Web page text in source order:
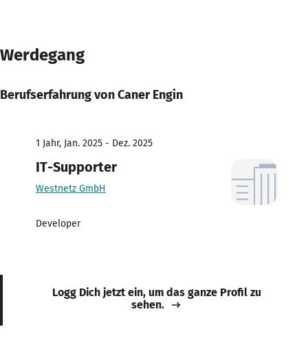
Werdegang
Berufserfahrung von Caner Engin
1 Jahr, Jan. 2025 - Dez. 2025
IT-Supporter
Westnetz GmbH
Developer
Logg Dich jetzt ein, um das ganze Profil zu
sehen.